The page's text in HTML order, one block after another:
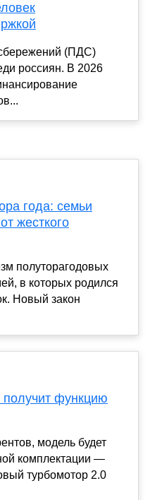
(ПДС)
россиян. В 2026
года: семьи
жесткого
полуторагодовых
в которых родился
Новый закон
получит функцию
модель будет
комплектации —
турбомотор 2.0